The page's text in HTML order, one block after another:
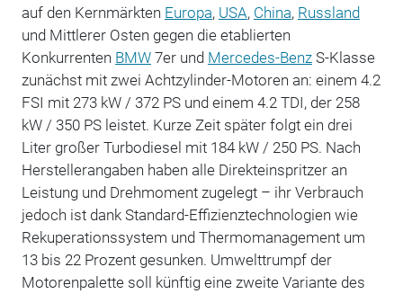
auf den Kernmärkten Europa, USA, China, Russland
und Mittlerer Osten gegen die etablierten
Konkurrenten BMW7er und Mercedes-BenzS-Klasse
zunächst mit zwei Achtzylinder-Motoren an: einem 4.2
FSI mit 273 kW / 372 PS und einem 4.2 TDI, der 258
kW / 350 PS leistet. Kurze Zeit später folgt ein drei
Liter großer Turbodiesel mit 184 kW / 250 PS. Nach
Herstellerangaben haben alle Direkteinspritzer an
Leistung und Drehmoment zugelegt – ihr Verbrauch
jedoch ist dank Standard-Effizienztechnologien wie
Rekuperationssystem und Thermomanagement um
13 bis 22 Prozent gesunken. Umwelttrumpf der
Motorenpalette soll künftig eine zweite Variante des